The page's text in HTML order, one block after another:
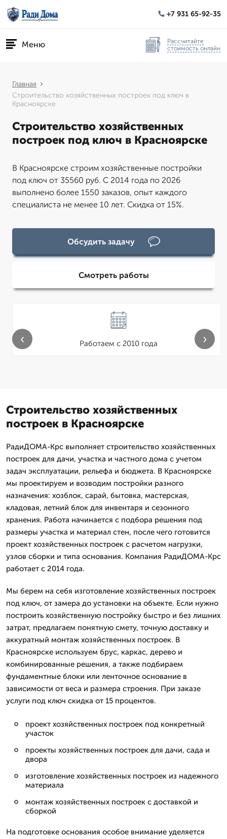
+7 931 65-92-35
Меню
Рассчитайте
стоимость онлайн
Главная
Строительство хозяйственных построек под ключ в
Красноярске
Строительство хозяйственных
построек под ключ в Красноярске
В Красноярске строим хозяйственные постройки
под ключ от 35560 руб. С 2014 года по 2026
выполнено более 1550 заказов, опыт каждого
специалиста не менее 10 лет. Скидка от 15%.
Обсудить задачу
Смотреть работы
Работаем с 2010 года
‹ ›
Строительство хозяйственных
построек в Красноярске
РадиДОМА-Крс выполняет строительство хозяйственных
построек для дачи, участка и частного дома с учетом
задач эксплуатации, рельефа и бюджета. В Красноярске
мы проектируем и возводим постройки разного
назначения: хозблок, сарай, бытовка, мастерская,
кладовая, летний блок для инвентаря и сезонного
хранения. Работа начинается с подбора решения под
размеры участка и материал стен, после чего готовится
проект хозяйственных построек с расчетом нагрузки,
узлов сборки и типа основания. Компания РадиДОМА-Крс
работает с 2014 года.
Мы берем на себя изготовление хозяйственных построек
под ключ, от замера до установки на объекте. Если нужно
построить хозяйственную постройку быстро и без лишних
затрат, предлагаем понятную смету, точную доставку и
аккуратный монтаж хозяйственных построек. В
Красноярске используем брус, каркас, дерево и
комбинированные решения, а также подбираем
фундаментные блоки или ленточное основание в
зависимости от веса и размера строения. При заказе
услуги под ключ скидка от 15 процентов.
проект хозяйственных построек под конкретный
участок
проекты хозяйственных построек для дачи, сада и
двора
изготовление хозяйственных построек из надежного
материала
монтаж хозяйственных построек с доставкой и
сборкой
На подготовке основания особое внимание уделяется